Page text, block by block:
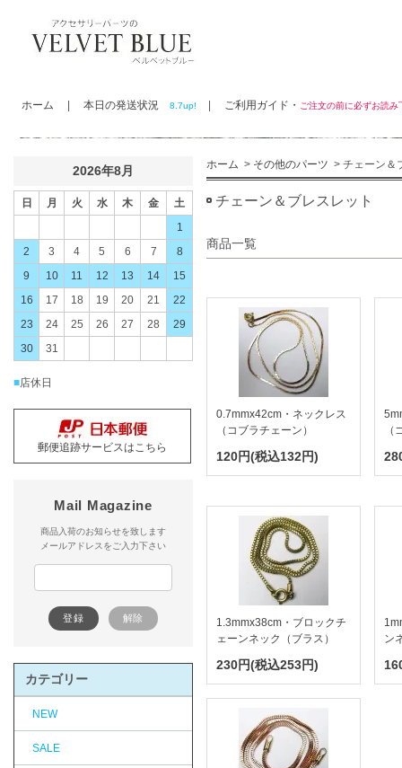
ホーム 本日の発送状況 8.7up! ご利用ガイド・ ご注文の前に必ずお読
ホーム > その他のパーツ > チェーン＆
チェーン＆ブレスレット
商品一覧
0.7mmx42cm・ネックレス
（コブラチェーン）
120円(税込132円)
（
1.3mmx38cm・ブロックチ
ェーンネック（ブラス）
230円(税込253円)
ン
2026年8月
日 月 火 水 木 金
土
1
2
3 4 5 6 7
8
9
10 11 12 13 14
15
16
17 18 19 20 21
22
23
24 25 26 27 28
29
30
31
■店休日
郵便追跡サービスはこちら
Mail Magazine
商品入荷のお知らせを致します
メールアドレスをご入力下さい
カテゴリー
NEW
SALE